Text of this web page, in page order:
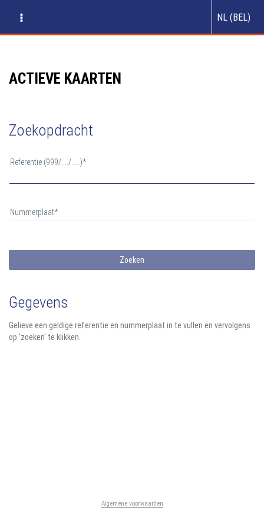
NL (BEL)
ACTIEVE KAARTEN
Zoekopdracht
Referentie (999/..../.....)
Nummerplaat
Gegevens
Gelieve een geldige referentie en nummerplaat in te vullen en vervolgens
op 'zoeken' te klikken.
Algemene voorwaarden